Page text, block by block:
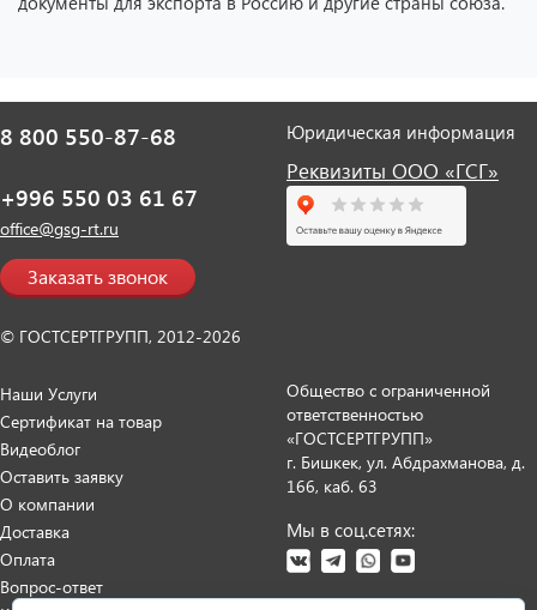
8 800 550-87-68
+996 550 03 61 67
office@gsg-rt.ru
Заказать звонок
© ГОСТСЕРТГРУПП, 2012-2026
Юридическая информация
Реквизиты ООО «ГСГ»
Наши Услуги
Сертификат на товар
Видеоблог
Оставить заявку
О компании
Доставка
Оплата
Вопрос-ответ
Общество с ограниченной
ответственностью
«ГОСТСЕРТГРУПП»
г. Бишкек, ул. Абдрахманова, д.
166, каб. 63
Мы в соц.сетях: